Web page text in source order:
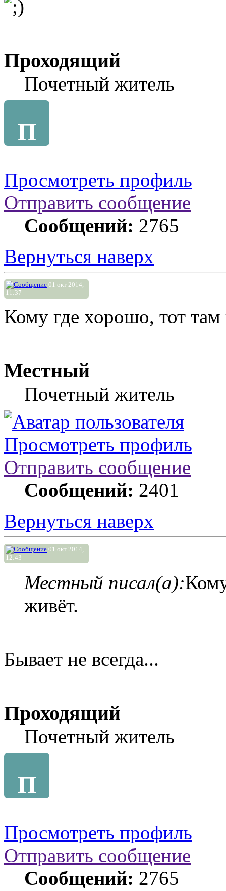
Проходящий
Почетный житель
П
Просмотреть профиль
Отправить сообщение
Сообщений: 2765
Вернуться наверх
01 окт 2014,
11:37
Кому где хорошо, тот там
Местный
Почетный житель
Просмотреть профиль
Отправить сообщение
Сообщений: 2401
Вернуться наверх
01 окт 2014,
12:43
Местный писал(а):
живёт.
Бывает не всегда...
Проходящий
Почетный житель
П
Просмотреть профиль
Отправить сообщение
Сообщений: 2765